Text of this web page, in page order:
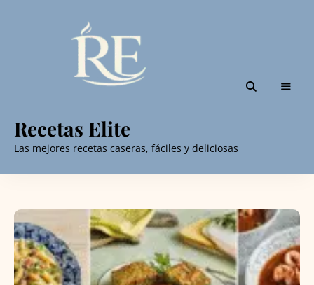
Recetas Elite
Las mejores recetas caseras, fáciles y deliciosas